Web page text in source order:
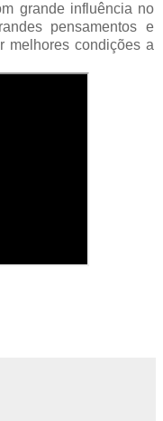
grande influência no
pensamentos e
melhores condições a